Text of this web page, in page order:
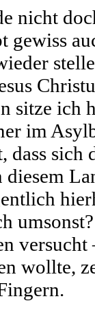
nicht
gewiss
sitze ich
im
dass sich
diesem
wollte,